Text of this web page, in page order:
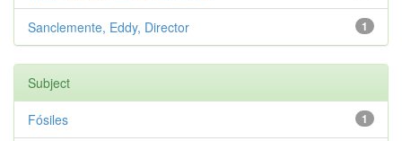
1
Sanclemente, Eddy, Director
Subject
1
Fósiles